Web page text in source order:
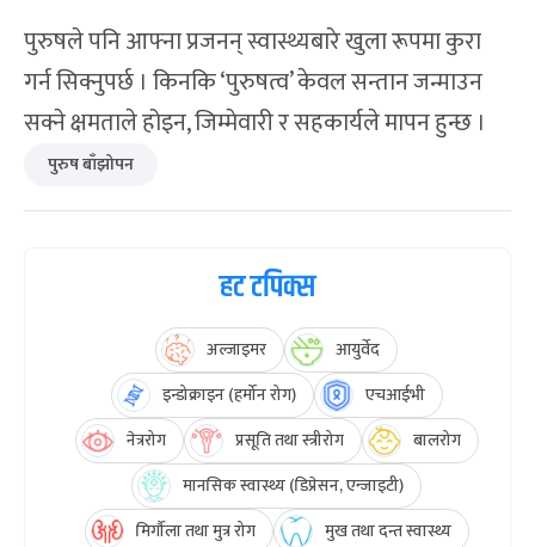
पुरुषले पनि आफ्ना प्रजनन् स्वास्थ्यबारे खुला रूपमा कुरा
गर्न सिक्नुपर्छ । किनकि ‘पुरुषत्व’ केवल सन्तान जन्माउन
सक्ने क्षमताले होइन, जिम्मेवारी र सहकार्यले मापन हुन्छ ।
पुरुष बाँझोपन
हट टपिक्स
अल्जाइमर
आयुर्वेद
इन्डोक्राइन (हर्मोन रोग)
एचआईभी
नेत्ररोग
प्रसूति तथा स्त्रीरोग
बालरोग
मानसिक स्वास्थ्य (डिप्रेसन, एन्जाइटी)
मिर्गौला तथा मुत्र रोग
मुख तथा दन्त स्वास्थ्य